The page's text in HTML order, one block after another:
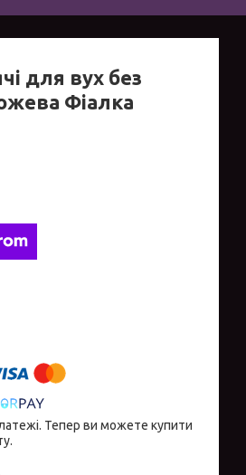
для вух без
Фіалка
Тепер ви можете купити